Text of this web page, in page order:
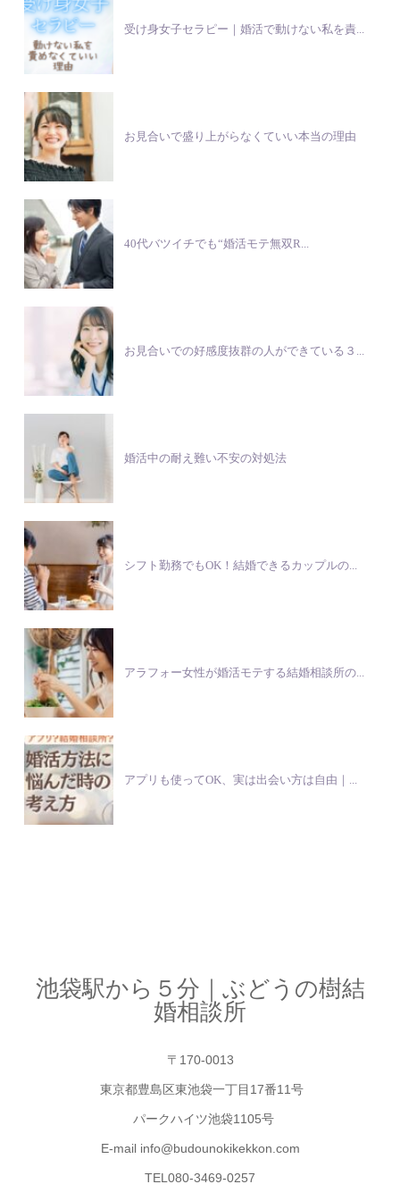
受け身女子セラピー｜婚活で動けない私を責...
お見合いで盛り上がらなくていい本当の理由
40代バツイチでも“婚活モテ無双R...
お見合いでの好感度抜群の人ができている３...
婚活中の耐え難い不安の対処法
シフト勤務でもOK！結婚できるカップルの...
アラフォー女性が婚活モテする結婚相談所の...
アプリも使ってOK、実は出会い方は自由｜...
池袋駅から５分｜ぶどうの樹結
婚相談所
〒170-0013
東京都豊島区東池袋一丁目17番11号
パークハイツ池袋1105号
E-mail info@budounokikekkon.com
TEL080-3469-0257